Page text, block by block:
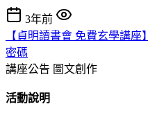
3年前
【貞明讀書會 免費玄學講
密碼
講座公告 圖文創作
活動說明